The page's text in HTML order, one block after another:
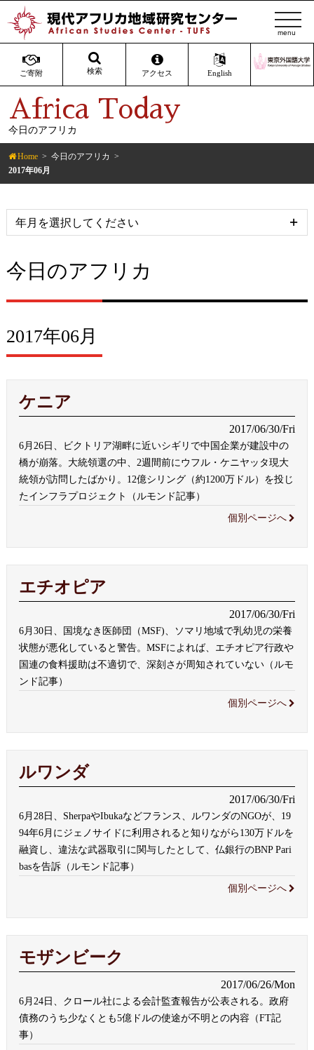
ご寄附 検索 アクセス English
t
o
g
l
t
i
Africa Today
今日のアフリカ
Home
今日のアフリカ
2017年06月
今日のアフリカ
2017年06月
ケニア
2017/06/30/Fri
6月26日、ビクトリア湖畔に近いシギリで中国企業が建設中の
橋が崩落。大統領選の中、2週間前にウフル・ケニヤッタ現大
統領が訪問したばかり。12億シリング（約1200万ドル）を投じ
たインフラプロジェクト（ルモンド記事）
個別ページへ
エチオピア
2017/06/30/Fri
6月30日、国境なき医師団（MSF)、ソマリ地域で乳幼児の栄養
状態が悪化していると警告。MSFによれば、エチオピア行政や
国連の食料援助は不適切で、深刻さが周知されていない（ルモ
ンド記事）
個別ページへ
ルワンダ
2017/06/30/Fri
6月28日、SherpaやIbukaなどフランス、ルワンダのNGOが、19
94年6月にジェノサイドに利用されると知りながら130万ドルを
融資し、違法な武器取引に関与したとして、仏銀行のBNP Pari
basを告訴（ルモンド記事）
個別ページへ
モザンビーク
2017/06/26/Mon
6月24日、クロール社による会計監査報告が公表される。政府
債務のうち少なくとも5億ドルの使途が不明との内容（FT記
事）